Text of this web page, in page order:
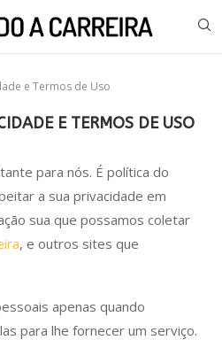
e Termos de Uso
E TERMOS DE USO
para nós. É política do
a sua privacidade em
sua que possamos coletar
, e outros sites que
apenas quando
para lhe fornecer um serviço.